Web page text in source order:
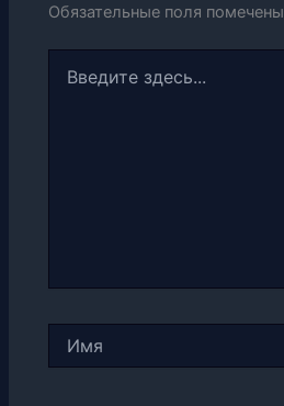
Обязательные поля помечены
здесь...